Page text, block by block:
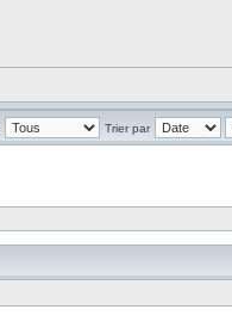
Trier par